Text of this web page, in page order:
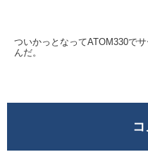
ついかっとなってATOM330でサ
んだ。